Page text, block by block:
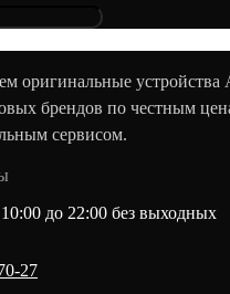
оригинальные устройства
брендов по честным
сервисом.
до 22:00 без выходных